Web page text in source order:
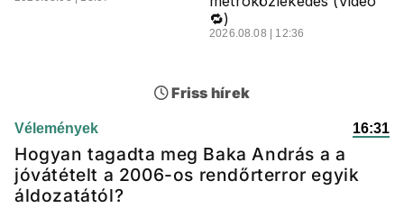
🔁)
2026.08.08 | 12:36
Friss hírek
Vélemények 16:31
Hogyan tagadta meg Baka András a a
jóvátételt a 2006-os rendőrterror egyik
áldozatától?